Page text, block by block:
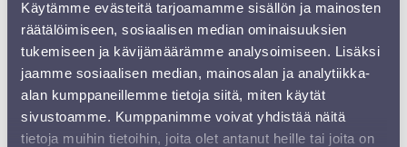
Käytämme evästeitä tarjoamamme sisällön ja mainosten
räätälöimiseen, sosiaalisen median ominaisuuksien
tukemiseen ja kävijämäärämme analysoimiseen. Lisäksi
jaamme sosiaalisen median, mainosalan ja analytiikka-
alan kumppaneillemme tietoja siitä, miten käytät
sivustoamme. Kumppanimme voivat yhdistää näitä
tietoja muihin tietoihin, joita olet antanut heille tai joita on
Holst syntyi Englannin Cheltenhamissa sukuun, jossa oli
ammattimuusikoita useammassa sukupolvessa.
Ruotsalaisen isän ja englantilaisen äidin pojalleen
antama ylevä nimi kutistui pian käytännöllisempään
muotoon. Von-etuliitteen Gustav pudotti pois, ettei häntä
luultaisi saksalaiseksi.